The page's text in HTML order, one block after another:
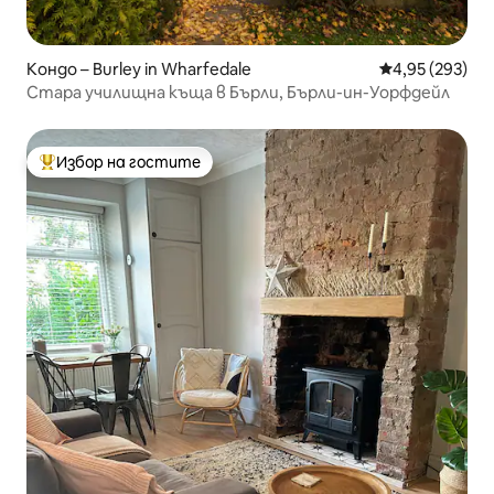
Кондо – Burley in Wharfedale Средна
4,95 (293)
Стара училищна къща в Бърли, Бърли-ин-Уорфдейл
Най-популярен избор на гостите
Избор на гостите